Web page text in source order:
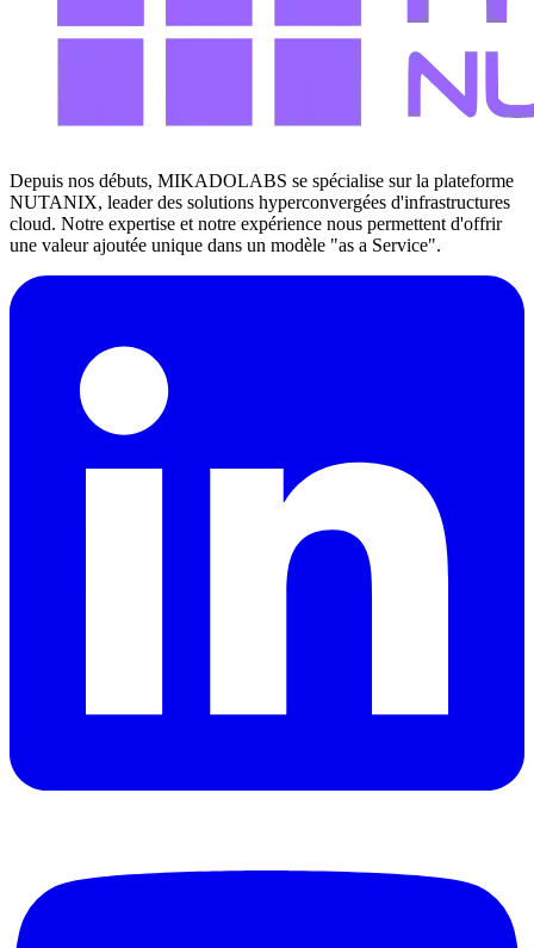
Depuis nos débuts, MIKADOLABS se spécialise sur la plateforme
NUTANIX, leader des solutions hyperconvergées d'infrastructures
cloud. Notre expertise et notre expérience nous permettent d'offrir
une valeur ajoutée unique dans un modèle "as a Service".